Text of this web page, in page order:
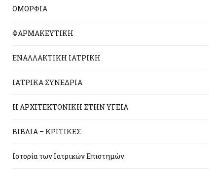
ΟΜΟΡΦΙΑ
ΦΑΡΜΑΚΕΥΤΙΚΗ
ΕΝΑΛΛΑΚΤΙΚΗ ΙΑΤΡΙΚΗ
ΙΑΤΡΙΚΑ ΣΥΝΕΔΡΙΑ
Η ΑΡΧΙΤΕΚΤΟΝΙΚΗ ΣΤΗΝ ΥΓΕΙΑ
ΒΙΒΛΙΑ – ΚΡΙΤΙΚΕΣ
Ιστορία των Ιατρικών Επιστημών